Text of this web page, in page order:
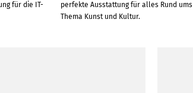
für die IT-
perfekte Ausstattung für alles Rund ums
Thema Kunst und Kultur.